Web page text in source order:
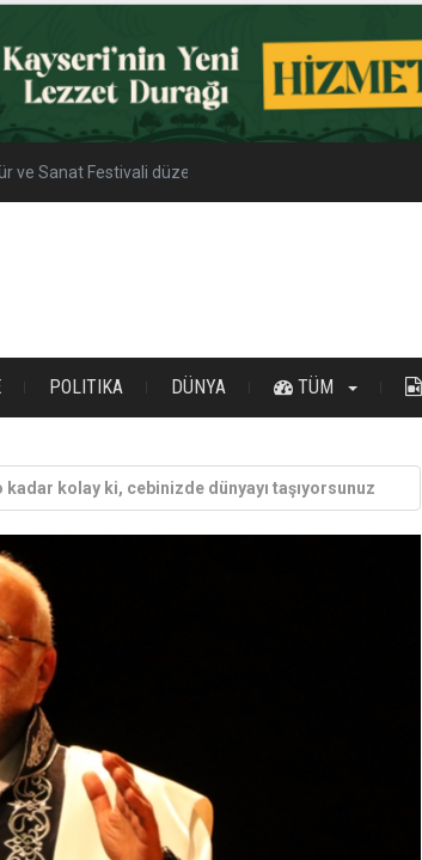
şölen etkinliği
POLITIKA DÜNYA TÜM
kolay ki, cebinizde dünyayı taşıyorsunuz